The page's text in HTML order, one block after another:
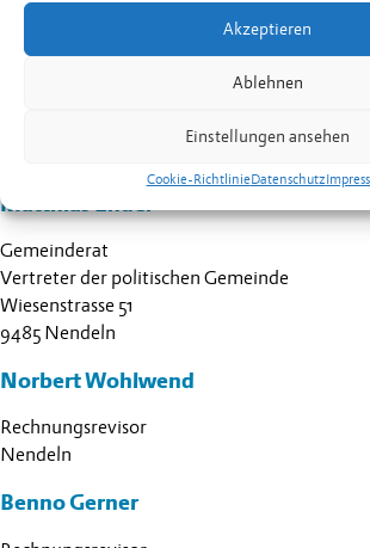
Akzeptieren
Ablehnen
Einstellungen ansehen
Cookie-RichtlinieDatenschutz
Marina Hoop
Festnetz+423 373 34 90
Matthias Ender
Gemeinderat
Vertreter der politischen Gemeinde
Wiesenstrasse 51
9485 Nendeln
Norbert Wohlwend
Rechnungsrevisor
Nendeln
Benno Gerner